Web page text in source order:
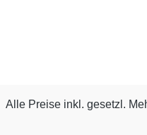
Alle Preise inkl. gesetzl.